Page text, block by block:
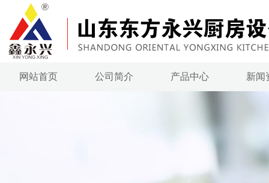
网站首页 公司简介 产品中心 新闻